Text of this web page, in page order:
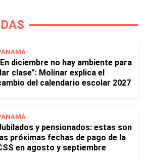
diciembre no hay ambiente para
clase": Molinar explica el
del calendario escolar 2027
y pensionados: estas son
próximas fechas de pago de la
en agosto y septiembre